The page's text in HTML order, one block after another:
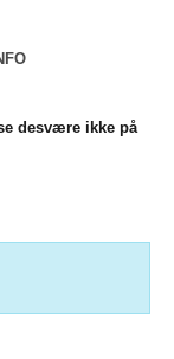
desvære ikke på